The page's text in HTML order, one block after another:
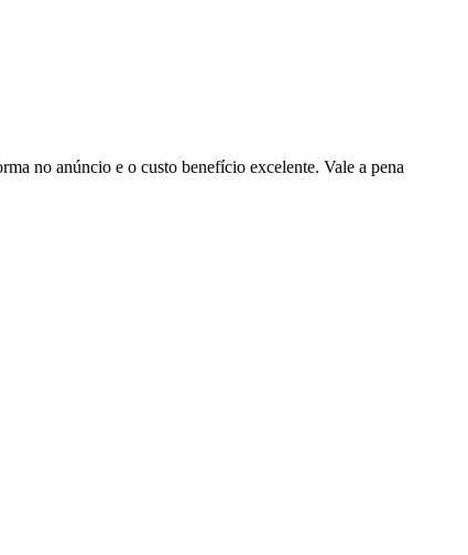
no anúncio e o custo benefício excelente. Vale a pena